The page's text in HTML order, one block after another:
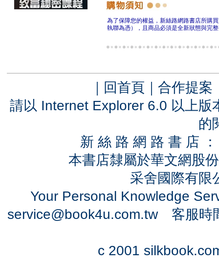
為了保障您的權益，新絲路網路書店所購
執聯為憑），且商品必須是全新狀態與完
｜ 回首頁 ｜ 合作提案
請以 Internet Explorer 6.0 以上
的
新 絲 路 網 路 書 店
本書店隸屬於華文網股
采舍國際有
Your Personal Knowledge
service@book4u.com.tw客服時
c 2001